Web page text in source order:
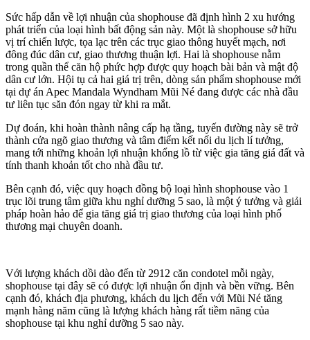
Sức hấp dẫn về lợi nhuận của shophouse đã định hình 2 xu hướng
phát triển của loại hình bất động sản này. Một là shophouse sở hữu
vị trí chiến lược, tọa lạc trên các trục giao thông huyết mạch, nơi
đông đúc dân cư, giao thương thuận lợi. Hai là shophouse nằm
trong quần thể căn hộ phức hợp được quy hoạch bài bản và mật độ
dân cư lớn. Hội tụ cả hai giá trị trên, dòng sản phẩm shophouse mới
tại dự án Apec Mandala Wyndham Mũi Né đang được các nhà đầu
tư liên tục săn đón ngay từ khi ra mắt.
Dự đoán, khi hoàn thành nâng cấp hạ tầng, tuyến đường này sẽ trở
thành cửa ngõ giao thương và tâm điểm kết nối du lịch lí tưởng,
mang tới những khoản lợi nhuận khổng lồ từ việc gia tăng giá đất và
tính thanh khoản tốt cho nhà đầu tư.
Bên cạnh đó, việc quy hoạch đồng bộ loại hình shophouse vào 1
trục lõi trung tâm giữa khu nghỉ dưỡng 5 sao, là một ý tưởng và giải
pháp hoàn hảo để gia tăng giá trị giao thương của loại hình phố
thương mại chuyên doanh.
Với lượng khách dồi dào đến từ 2912 căn condotel mỗi ngày,
shophouse tại đây sẽ có được lợi nhuận ổn định và bền vững. Bên
cạnh đó, khách địa phương, khách du lịch đến với Mũi Né tăng
mạnh hàng năm cũng là lượng khách hàng rất tiềm năng của
shophouse tại khu nghỉ dưỡng 5 sao này.